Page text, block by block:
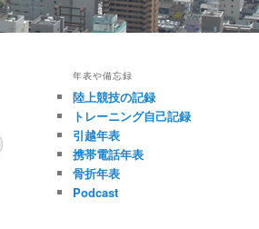
年表や備忘録
陸上競技の記録
トレーニング自己記録
引越年表
携帯電話年表
骨折年表
Podcast